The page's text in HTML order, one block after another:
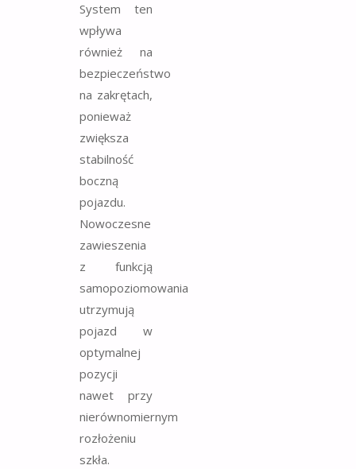
System ten
wpływa
również na
bezpieczeństwo
na zakrętach,
ponieważ
zwiększa
stabilność
boczną
pojazdu.
Nowoczesne
zawieszenia
z funkcją
samopoziomowania
utrzymują
pojazd w
optymalnej
pozycji
nawet przy
nierównomiernym
rozłożeniu
szkła.